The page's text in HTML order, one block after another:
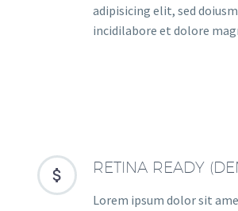
adipisicing elit, sed
incidilabore et dolore

 RETINA READY
Lorem ipsum dolor sit